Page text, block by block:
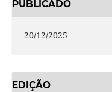
PUBLICADO
20/12/2025
EDIÇÃO